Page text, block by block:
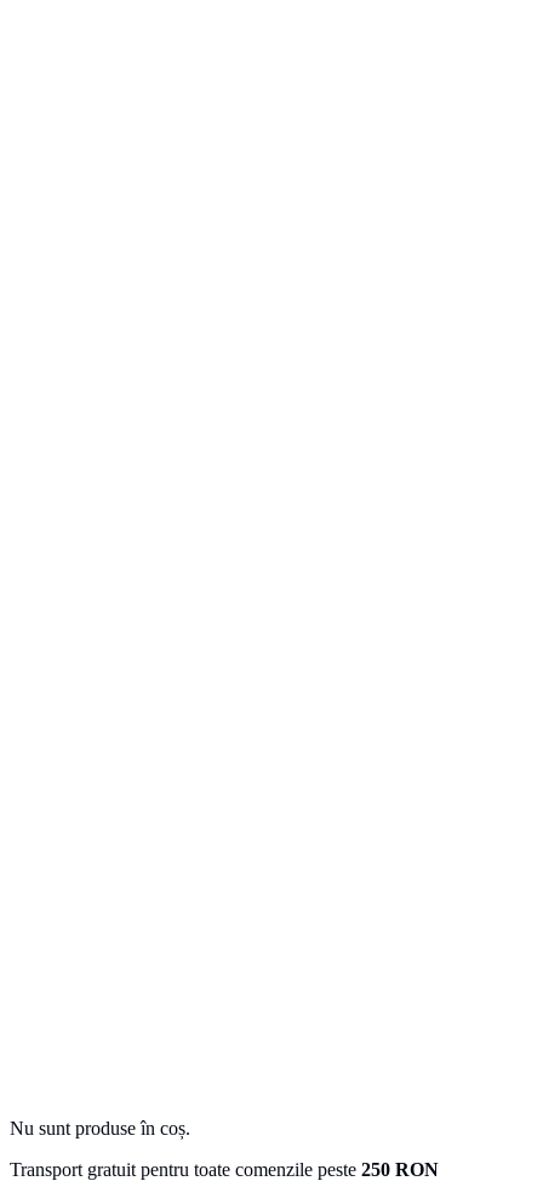
Nu sunt produse în coș.
Transport gratuit pentru toate comenzile peste 250 RON